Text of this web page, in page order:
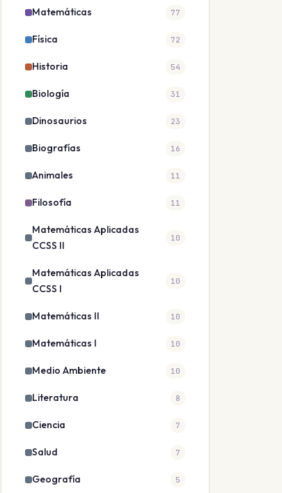
Matemáticas 77
Física 72
Historia 54
Biología 31
Dinosaurios 23
Biografías 16
Animales 11
Filosofía 11
Matemáticas Aplicadas
CCSS II
10
Matemáticas Aplicadas
CCSS I
10
Matemáticas II 10
Matemáticas I 10
Medio Ambiente 10
Literatura 8
Ciencia 7
Salud 7
Geografía 5